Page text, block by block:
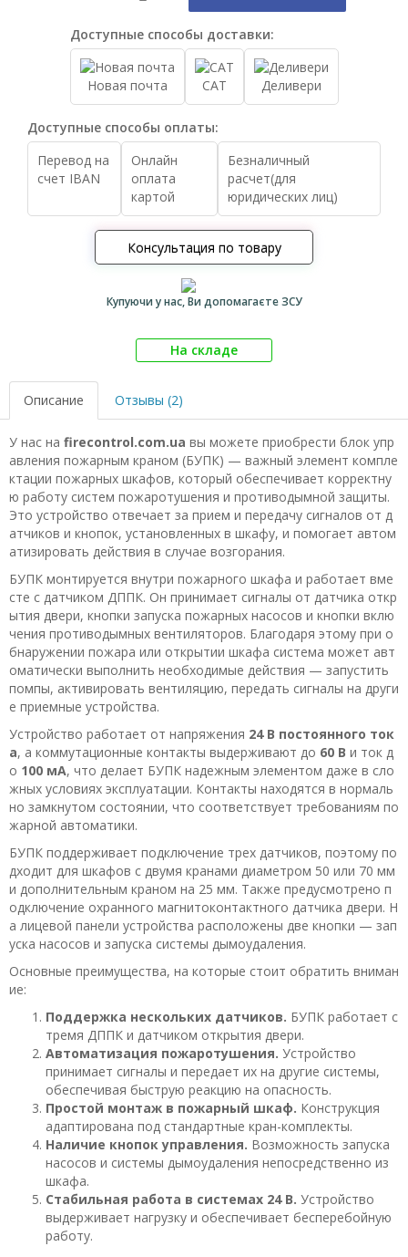
Доступные способы доставки:
Новая почта САТ Деливери
Доступные способы оплаты:
Перевод на
счет IBAN
Онлайн
оплата
картой
Безналичный
расчет(для
юридических лиц)
Консультация по товару
Купуючи у нас, Ви допомагаєте ЗСУ
На складе
Описание Отзывы (2)
У нас на firecontrol.com.ua вы можете приобрести блок упр
авления пожарным краном (БУПК) — важный элемент компле
ктации пожарных шкафов, который обеспечивает корректну
ю работу систем пожаротушения и противодымной защиты.
Это устройство отвечает за прием и передачу сигналов от д
атчиков и кнопок, установленных в шкафу, и помогает автом
атизировать действия в случае возгорания.
БУПК монтируется внутри пожарного шкафа и работает вме
сте с датчиком ДППК. Он принимает сигналы от датчика откр
ытия двери, кнопки запуска пожарных насосов и кнопки вклю
чения противодымных вентиляторов. Благодаря этому при о
бнаружении пожара или открытии шкафа система может авт
оматически выполнить необходимые действия — запустить
помпы, активировать вентиляцию, передать сигналы на други
е приемные устройства.
Устройство работает от напряжения 24 В постоянного ток
а, а коммутационные контакты выдерживают до 60 В и ток д
о 100 мА, что делает БУПК надежным элементом даже в сло
жных условиях эксплуатации. Контакты находятся в нормаль
но замкнутом состоянии, что соответствует требованиям по
жарной автоматики.
БУПК поддерживает подключение трех датчиков, поэтому по
дходит для шкафов с двумя кранами диаметром 50 или 70 мм
и дополнительным краном на 25 мм. Также предусмотрено п
одключение охранного магнитоконтактного датчика двери. Н
а лицевой панели устройства расположены две кнопки — зап
уска насосов и запуска системы дымоудаления.
Основные преимущества, на которые стоит обратить вниман
ие:
Поддержка нескольких датчиков. БУПК работает с
тремя ДППК и датчиком открытия двери.
Автоматизация пожаротушения. Устройство
принимает сигналы и передает их на другие системы,
обеспечивая быструю реакцию на опасность.
Простой монтаж в пожарный шкаф. Конструкция
адаптирована под стандартные кран-комплекты.
Наличие кнопок управления. Возможность запуска
насосов и системы дымоудаления непосредственно из
шкафа.
Стабильная работа в системах 24 В. Устройство
выдерживает нагрузку и обеспечивает бесперебойную
работу.